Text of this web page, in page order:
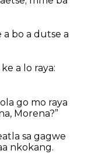
a bo a dutse a
a lo raya:
go mo raya
Morena?”
sa gagwe
nkokang.